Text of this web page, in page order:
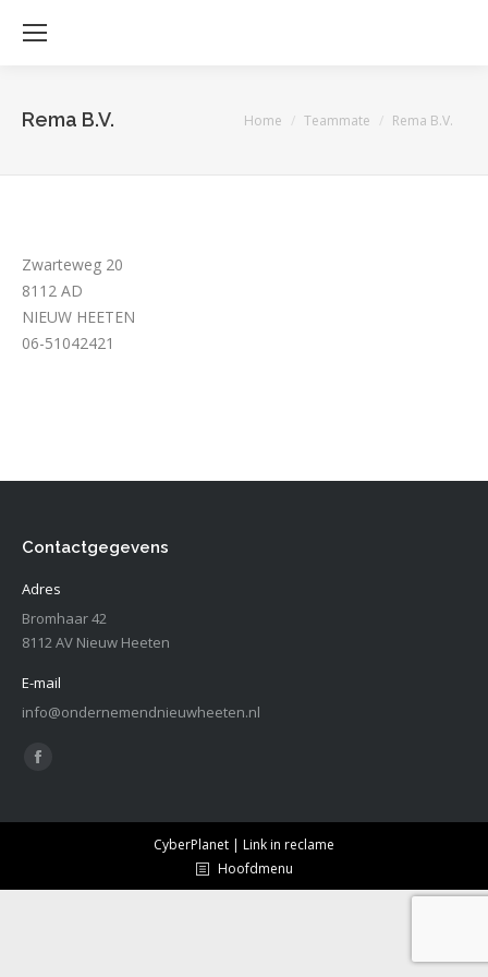
Rema B.V. Je bent hier:
Home Teammate Rema B.V.
Zwarteweg 20
8112 AD
NIEUW HEETEN
06-51042421
Contactgegevens
Adres
Bromhaar 42
8112 AV Nieuw Heeten
E-mail
info@ondernemendnieuwheeten.nl
Vind ons op:
Facebook
opens
CyberPlanet | Link in reclame
Hoofdmenu